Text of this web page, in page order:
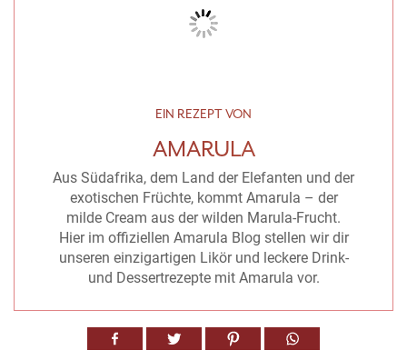
EIN REZEPT VON
AMARULA
Aus Südafrika, dem Land der Elefanten und der
exotischen Früchte, kommt Amarula – der
milde Cream aus der wilden Marula-Frucht.
Hier im offiziellen Amarula Blog stellen wir dir
unseren einzigartigen Likör und leckere Drink-
und Dessertrezepte mit Amarula vor.